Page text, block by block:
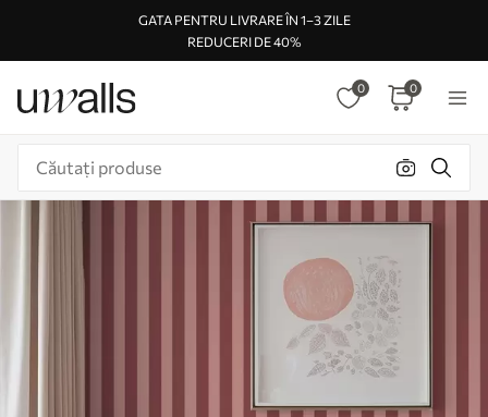
GATA PENTRU LIVRARE ÎN 1–3 ZILE
REDUCERI DE 40%
0 0